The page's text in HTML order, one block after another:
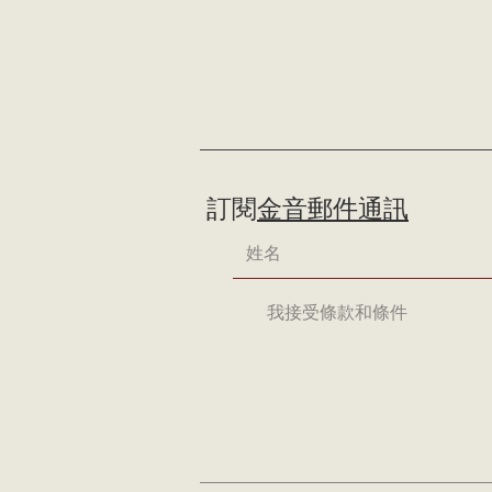
訂閱金音郵件通訊
我接受條款和條件